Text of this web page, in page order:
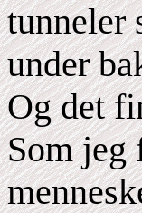
tunneler
under
Og det
Som jeg